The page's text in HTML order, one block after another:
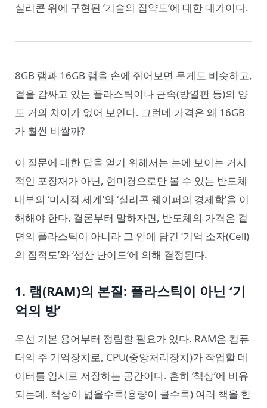
실리콘 위에 구현된 ‘기술의 집약도’에 대한 대가이다.
8GB 램과 16GB 램을 손에 쥐어보면 무게도 비슷하고,
겉을 감싸고 있는 플라스틱이나 금속(방열판 등)의 양
도 거의 차이가 없어 보인다. 그런데 가격은 왜 16GB
가 훨씬 비쌀까?
이 질문에 대한 답을 얻기 위해서는 눈에 보이는 거시
적인 포장재가 아닌, 현미경으로만 볼 수 있는 반도체
내부의 ‘미시적 세계’와 ‘실리콘 웨이퍼의 경제학’을 이
해해야 한다. 결론부터 말하자면, 반도체의 가격은 겉
면의 플라스틱이 아니라 그 안에 담긴 ‘기억 소자(Cell)
의 집적도’와 ‘생산 난이도’에 의해 결정된다.
1. 램(RAM)의 본질: 플라스틱이 아닌 ‘기
억의 방’
우선 기본 용어부터 정립할 필요가 있다. RAM은 컴퓨
터의 주 기억장치로, CPU(중앙처리장치)가 작업할 데
이터를 임시로 저장하는 공간이다. 흔히 ‘책상’에 비유
되는데, 책상이 넓을수록(용량이 클수록) 여러 책을 한